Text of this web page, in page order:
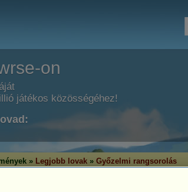
on
játékos közösségéhez!
» Legjobb lovak » Győzelmi rangsorolás